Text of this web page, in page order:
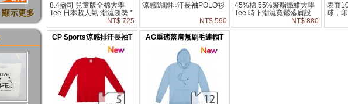
8.4盎司 兒童版全棉大學
Tee 日本超人氣 潮流趨勢 *
此款式屬於兒童版型，請參
考尺寸表依個人穿衣習慣斟
酌選購。
NT$ 725
涼感防曬排汗長袖POLO衫
NT$ 590
45%棉 55%聚酯纖維大學
Tee 時下潮流寬鬆落肩設
計，打造Oversize穿搭風格
*此款式屬於中性休閒版
NT$ 880
表面
球，
式屬
考尺
CP Sports涼感排汗長袖T
AG重磅落肩無刷毛連帽T
顯示更多